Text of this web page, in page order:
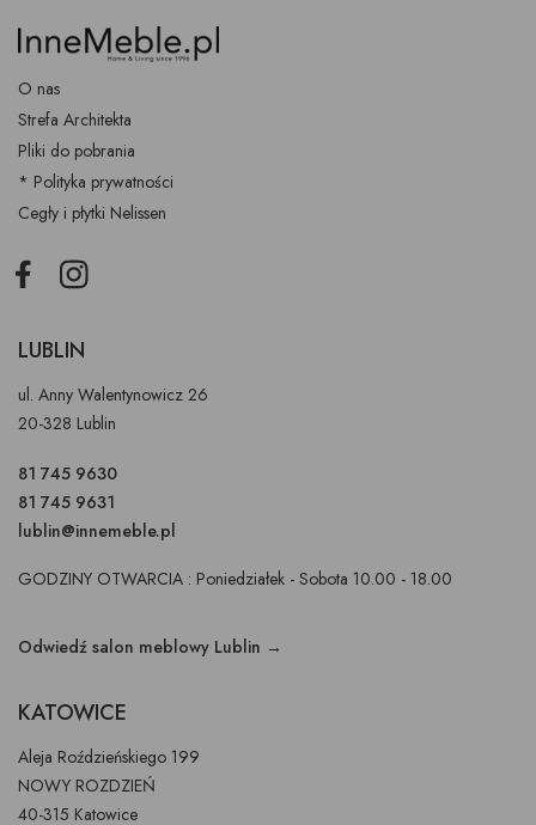
O nas
Strefa Architekta
Pliki do pobrania
* Polityka prywatności
Cegły i płytki Nelissen
FacebookInstagram
LUBLIN
ul. Anny Walentynowicz 26
20-328 Lublin
81 745 9630
81 745 9631
lublin@innemeble.pl
GODZINY OTWARCIA : Poniedziałek - Sobota 10.00 - 18.00
Odwiedź salon meblowy Lublin →
KATOWICE
Aleja Roździeńskiego 199
NOWY ROZDZIEŃ
40-315 Katowice